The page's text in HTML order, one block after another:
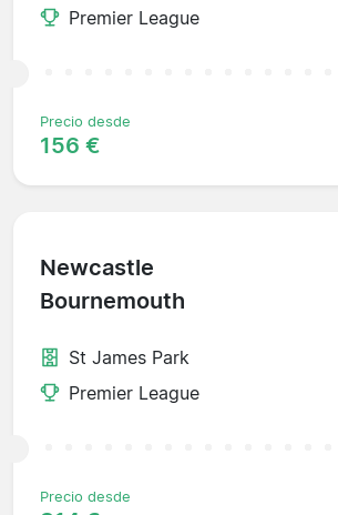
Premier League
Precio desde
156 €
Newcastle
Bournemouth
St James Park
Premier League
Precio desde